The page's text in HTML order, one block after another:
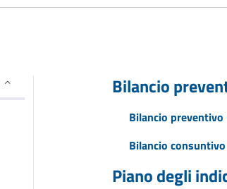
Bilancio
Bilancio preventivo
Bilancio consuntivo
Piano degli